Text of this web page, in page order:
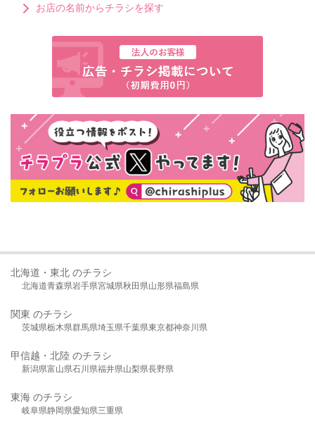
お店の名前からチラシを探す
北海道・東北 のチラシ
北海道青森県岩手県宮城県秋田県山形県福島県
関東 のチラシ
茨城県栃木県群馬県埼玉県千葉県東京都神奈川県
甲信越・北陸 のチラシ
新潟県富山県石川県福井県山梨県長野県
東海 のチラシ
岐阜県静岡県愛知県三重県